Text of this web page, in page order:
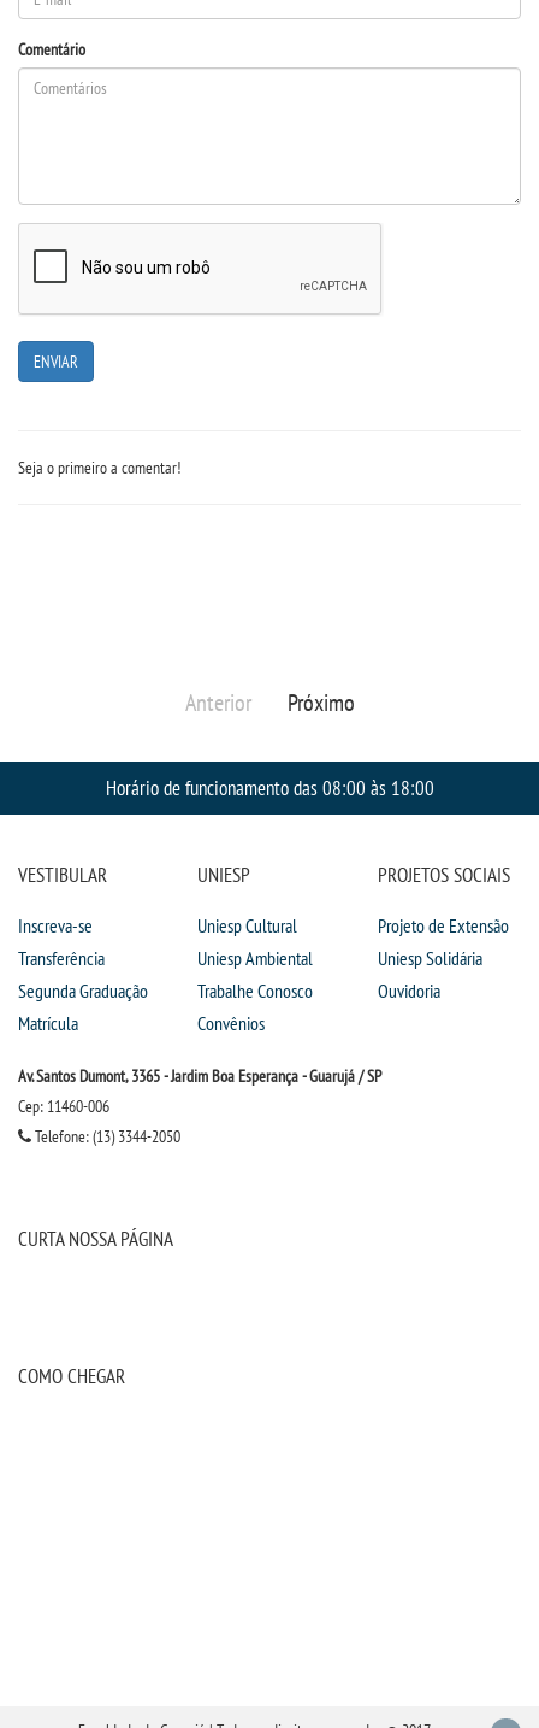
Comentário
Seja o primeiro a comentar!
Anterior Próximo
Horário de funcionamento das 08:00 às 18:00
VESTIBULAR
Inscreva-se
Transferência
Segunda Graduação
Matrícula
UNIESP
Uniesp Cultural
Uniesp Ambiental
Trabalhe Conosco
Convênios
PROJETOS SOCIAIS
Projeto de Extensão
Uniesp Solidária
Ouvidoria
Av. Santos Dumont, 3365 - Jardim Boa Esperança - Guarujá / SP
Cep: 11460-006
Telefone: (13) 3344-2050
CURTA NOSSA PÁGINA
COMO CHEGAR